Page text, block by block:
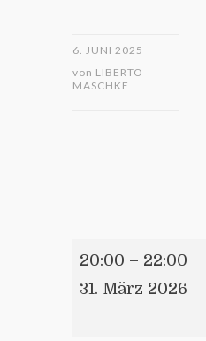
6. JUNI 2025
von LIBERTO
MASCHKE
20:00 – 22:00
31. März 2026